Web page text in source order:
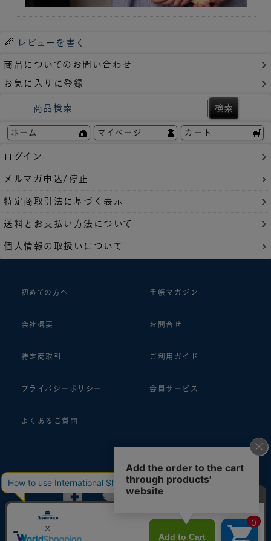
レビューを書く
商品についてのお問い合わせ
お気に入りに登録
商品検索
ホーム マイページ カート
ログイン
メルマガ申込/停止
特定商取引法に基づく表示
送料とお支払い方法について
個人情報の取扱いについて
初めての方へ 手帳マガジン
会社概要 お問合せ
特定商取引 ご利用ガイド
プライバシーポリシー 会員サービス
よくあるご質問
follow us!